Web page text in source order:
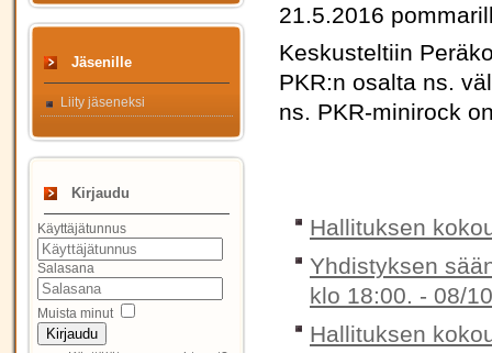
Jäsenille
Liity jäseneksi
Kirjaudu
Käyttäjätunnus
Salasana
Muista minut
Kirjaudu
21.5.2016
Keskusteltiin
PKR:n osalta ns.
ns. PKR-minirock
Hallituksen
Yhdistyksen
klo 18:00. - 08/
Hallituksen